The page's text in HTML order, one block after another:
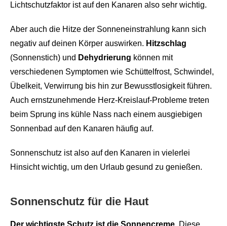
Lichtschutzfaktor ist auf den Kanaren also sehr wichtig.
Aber auch die Hitze der Sonneneinstrahlung kann sich
negativ auf deinen Körper auswirken. Hitzschlag
(Sonnenstich) und Dehydrierung können mit
verschiedenen Symptomen wie Schüttelfrost, Schwindel,
Übelkeit, Verwirrung bis hin zur Bewusstlosigkeit führen.
Auch ernstzunehmende Herz-Kreislauf-Probleme treten
beim Sprung ins kühle Nass nach einem ausgiebigen
Sonnenbad auf den Kanaren häufig auf.
Sonnenschutz ist also auf den Kanaren in vielerlei
Hinsicht wichtig, um den Urlaub gesund zu genießen.
Sonnenschutz für die Haut